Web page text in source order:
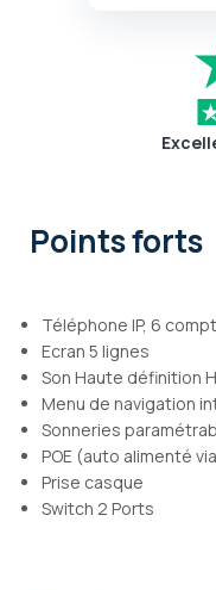
Points forts
Téléphone IP, 6
Ecran 5 lignes
Son Haute définition
Menu de navigation
Sonneries
POE (auto alimenté
Prise casque
Switch 2 Ports